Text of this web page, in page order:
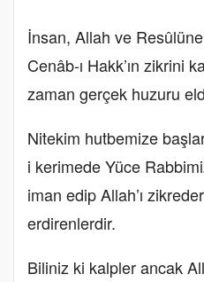
İnsan, Allah ve
Cenâb-ı Hakk’ın zikrini
zaman gerçek huzuru
Nitekim hutbemize
i kerimede Yüce
iman edip Allah’ı
erdirenlerdir.
Biliniz ki kalpler ancak